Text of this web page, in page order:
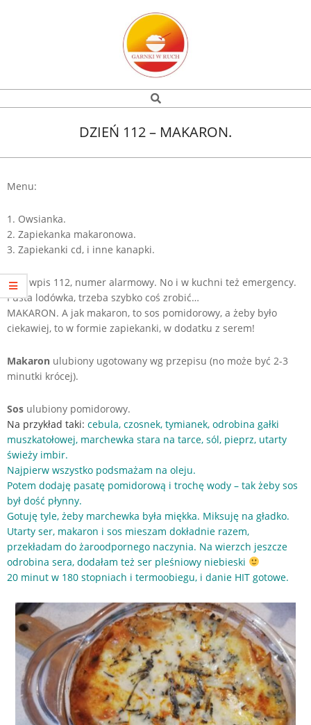
Garnki
ruch
Search
DZIEŃ 112 – MAKARON.
Menu:
1. Owsianka.
2. Zapiekanka makaronowa.
3. Zapiekanki cd, i inne kanapki.
Dziś wpis 112, numer alarmowy. No i w kuchni też emergency.
Pusta lodówka, trzeba szybko coś zrobić…
MAKARON. A jak makaron, to sos pomidorowy, a żeby było
ciekawiej, to w formie zapiekanki, w dodatku z serem!
Makaron ulubiony ugotowany wg przepisu (no może być 2-3
minutki krócej).
Sos ulubiony pomidorowy.
Na przykład taki: cebula, czosnek, tymianek, odrobina gałki
muszkatołowej, marchewka stara na tarce, sól, pieprz, utarty
świeży imbir.
Najpierw wszystko podsmażam na oleju.
Potem dodaję pasatę pomidorową i trochę wody – tak żeby sos
był dość płynny.
Gotuję tyle, żeby marchewka była miękka. Miksuję na gładko.
Utarty ser, makaron i sos mieszam dokładnie razem,
przekładam do żaroodpornego naczynia. Na wierzch jeszcze
odrobina sera, dodałam też ser pleśniowy niebieski
20 minut w 180 stopniach i termoobiegu, i danie HIT gotowe.